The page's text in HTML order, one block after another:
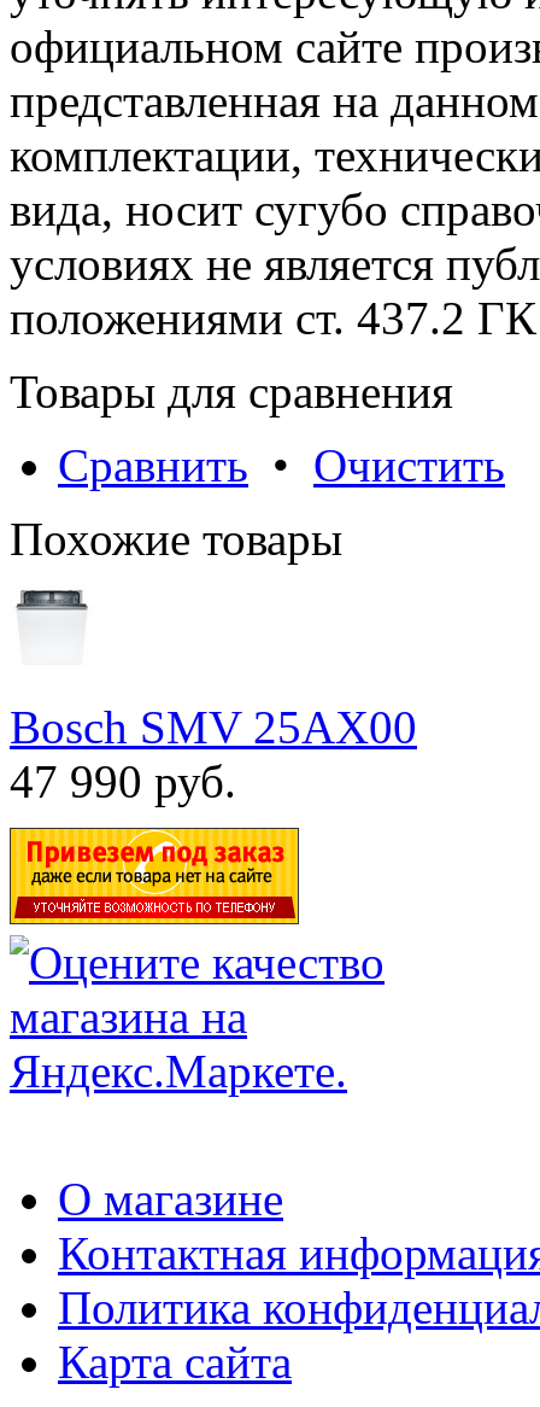
официальном сайте
представленная на
комплектации,
вида, носит сугубо
условиях не является
положениями cт. 437.2
Товары для сравнения
Сравнить • Очистить
Похожие товары
Bosch SMV 25AX00
47 990 руб.
О магазине
Контактная
Политика
Карта сайта